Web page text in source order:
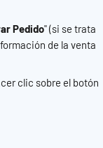
Pedido" (si se trata
de la venta
clic sobre el botón